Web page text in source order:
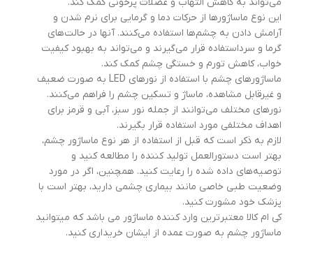
می‌تواند به کاهش التهاب و عضلات پرخونی کمک کند.
این نوع ماساژورها از حرکات دما و گرمایی برای نرم شدن و
آرامش دادن به چشم‌ها استفاده می‌کنند. آنها در حالت‌های
گرما و سرداستفاده قرار می‌گیرند و می‌تواند به بهبود کیفیت
خواب، کاهش تورم و خستگی چشم کمک کند.
ماساژورهای چشم با استفاده از نورهای LED به صورت ضعیف
و غیرقابل مشاهده، ماساژ و تسکین چشم را فراهم می‌کنند.
نورهای مختلف می‌توانند از جمله نور سبز، آبی و قرمز برای
اهداف مختلفی مورد استفاده قرار بگیرند.
لازم به ذکر است که قبل از استفاده از هر نوع ماساژور چشم،
بهتر است دستورالعمل تولید کننده را مطالعه کنید و
توصیه‌های داده شده را رعایت کنید. همچنین، اگر در مورد
وضعیت طبی خاصی مانند بیماری چشمی دارید، بهتر است با
پزشک خود مشورت کنید.
کی ام کالا معتبرترین وارد کننده ماساژور می باشد که میتوانید
ماساژور چشم به صورت عمده از ایشان خریداری کنید.